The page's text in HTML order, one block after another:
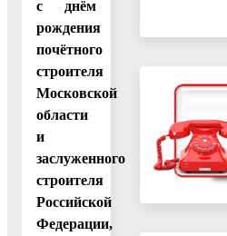
с днём
рождения
почётного
строителя
Московской
области
и
заслуженного
строителя
Российской
Федерации,